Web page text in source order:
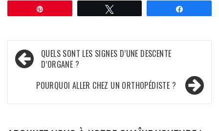
Navigation
de
l’article
QUELS SONT LES SIGNES D’UNE DESCENTE
D’ORGANE ?
POURQUOI ALLER CHEZ UN ORTHOPÉDISTE ?